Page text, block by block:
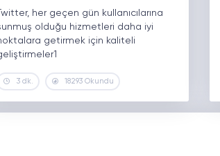
Twitter, her geçen gün kullanıcılarına
olduğu hizmetleri daha iyi
getirmek için kaliteli
3 dk. 18293 Okundu